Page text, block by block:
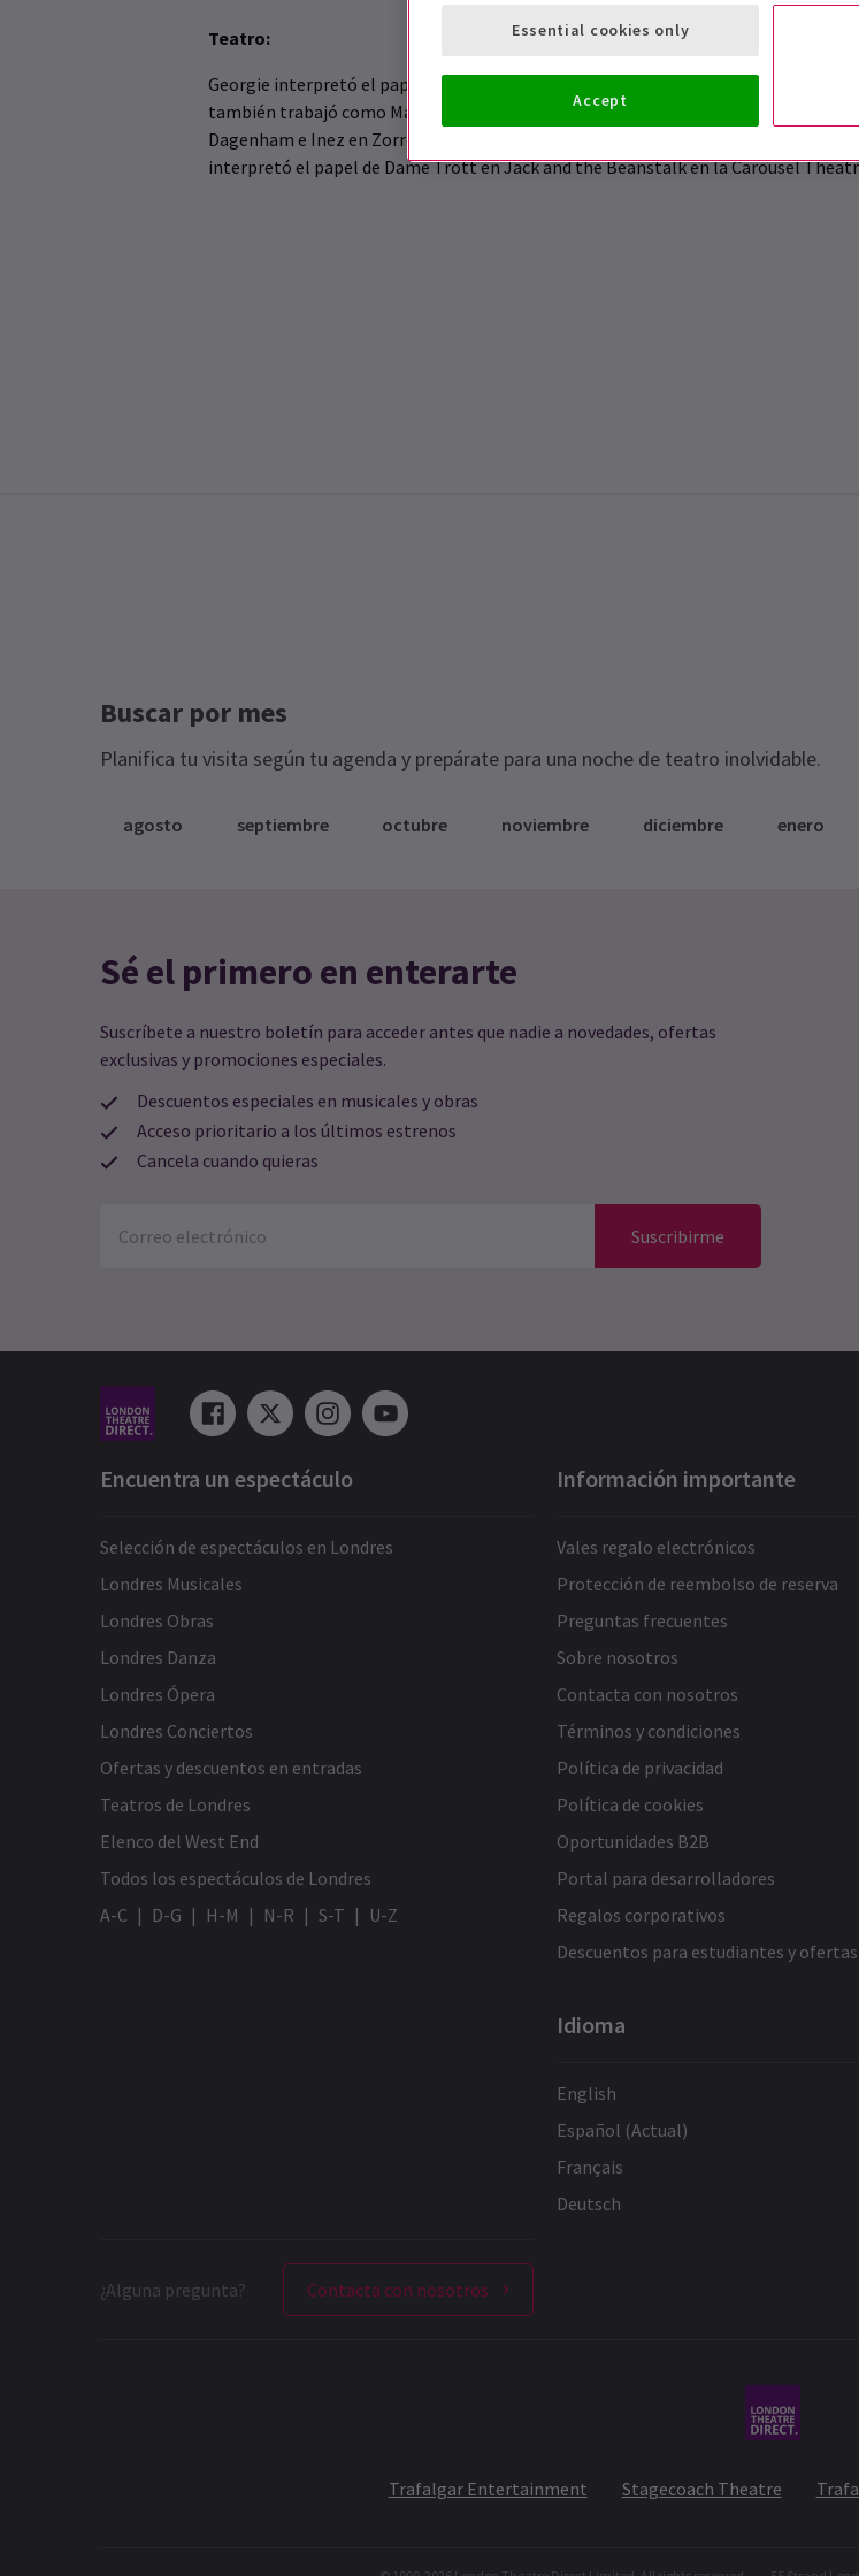
Teatro:
Georgie interpretó el papel de Nadia en Bare at The Vaults, Londres. Durante su
también trabajó como Mabel en The Pajama Game, capitana de conjunto/baile en
Dagenham e Inez en Zorro; todos ellos en la Academia de Preparación para
interpretó el papel de Dame Trott en Jack and the Beanstalk en la Carousel
Buscar por mes
Planifica tu visita según tu agenda y prepárate para una noche de teatro inolvidable.
agosto septiembre octubre noviembre diciembre enero
Sé el primero en enterarte
Suscríbete a nuestro boletín para acceder antes que nadie a novedades, ofertas
exclusivas y promociones especiales.
Descuentos especiales en musicales y obras
Acceso prioritario a los últimos estrenos
Cancela cuando quieras
Suscribirme
Encuentra un espectáculo
Selección de espectáculos en Londres
Londres Musicales
Londres Obras
Londres Danza
Londres Ópera
Londres Conciertos
Ofertas y descuentos en entradas
Teatros de Londres
Elenco del West End
Todos los espectáculos de Londres
A-C
D-G H-M N-R S-T U-Z
Información importante
Vales regalo electrónicos
Protección de reembolso de reserva
Preguntas frecuentes
Sobre nosotros
Contacta con nosotros
Términos y condiciones
Política de privacidad
Política de cookies
Oportunidades B2B
Portal para desarrolladores
Regalos corporativos
Descuentos para estudiantes y
Idioma
English
Español (Actual)
Français
Deutsch
¿Alguna pregunta? Contacta con nosotros
Trafalgar Entertainment Stagecoach Theatre
Essential cookies only
Accept